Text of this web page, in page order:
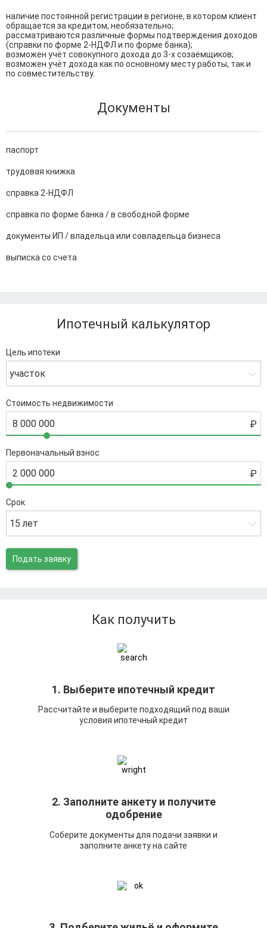
наличие постоянной регистрации в регионе, в котором клиент
обращается за кредитом, необязательно;
рассматриваются различные формы подтверждения доходов
(справки по форме 2-НДФЛ и по форме банка);
возможен учёт совокупного дохода до 3-х созаёмщиков;
возможен учёт дохода как по основному месту работы, так и
по совместительству.
Документы
паспорт
трудовая книжка
справка 2-НДФЛ
справка по форме банка / в свободной форме
документы ИП / владельца или совладельца бизнеса
выписка со счета
Ипотечный калькулятор
Цель ипотеки
участок
Стоимость недвижимости
Первоначальный взнос
Срок
15 лет
Подать заявку
Как получить
1. Выберите ипотечный кредит
Рассчитайте и выберите подходящий под ваши
условия ипотечный кредит
2. Заполните анкету и получите
одобрение
Соберите документы для подачи заявки и
заполните анкету на сайте